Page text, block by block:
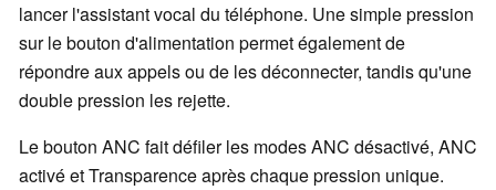
lancer l'assistant vocal du téléphone. Une simple pression
sur le bouton d'alimentation permet également de
répondre aux appels ou de les déconnecter, tandis qu'une
double pression les rejette.
Le bouton ANC fait défiler les modes ANC désactivé, ANC
activé et Transparence après chaque pression unique.